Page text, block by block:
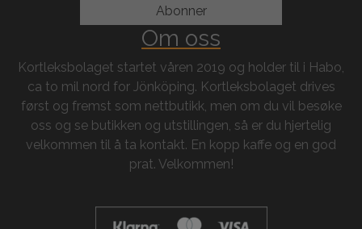
Om oss
Kortleksbolaget startet våren 2019 og holder til i Habo,
ca to mil nord for Jönköping. Kortleksbolaget drives
først og fremst som nettbutikk, men om du vil besøke
oss og se butikken og utstillingen, så er du hjertelig
velkommen til å ta kontakt. En kopp kaffe og en god
prat. Velkommen!